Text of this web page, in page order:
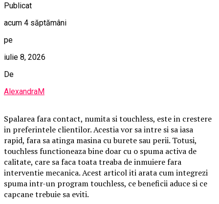
Publicat
acum 4 săptămâni
pe
iulie 8, 2026
De
AlexandraM
Spalarea fara contact, numita si touchless, este in crestere
in preferintele clientilor. Acestia vor sa intre si sa iasa
rapid, fara sa atinga masina cu burete sau perii. Totusi,
touchless functioneaza bine doar cu o spuma activa de
calitate, care sa faca toata treaba de inmuiere fara
interventie mecanica. Acest articol iti arata cum integrezi
spuma intr-un program touchless, ce beneficii aduce si ce
capcane trebuie sa eviti.